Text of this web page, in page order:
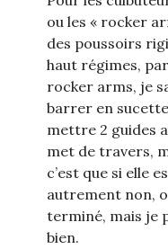
ou les « rocker
des poussoirs
haut régimes,
rocker arms, je
barrer en
mettre 2 guides
met de travers,
c’est que si elle
autrement non,
terminé, mais je
bien.